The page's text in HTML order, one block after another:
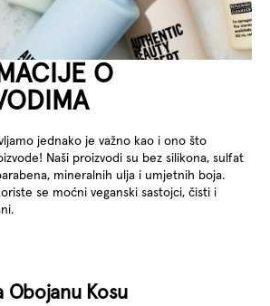
O
jednako je važno kao i ono što
Naši proizvodi su bez silikona, sulfat
mineralnih ulja i umjetnih boja.
se moćni veganski sastojci, čisti i
Obojanu Kosu